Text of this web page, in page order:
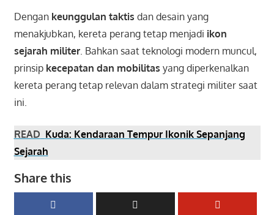
Dengan keunggulan taktis dan desain yang
menakjubkan, kereta perang tetap menjadi ikon
sejarah militer. Bahkan saat teknologi modern muncul,
prinsip kecepatan dan mobilitas yang diperkenalkan
kereta perang tetap relevan dalam strategi militer saat
ini.
READ Kuda: Kendaraan Tempur Ikonik Sepanjang
Sejarah
Share this